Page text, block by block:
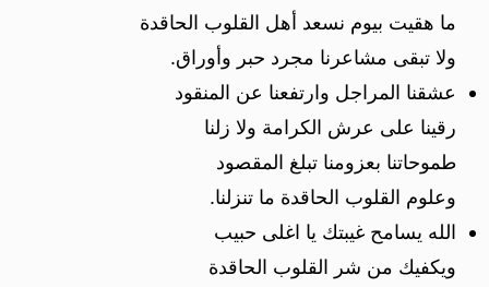
ما هقيت بيوم نسعد أهل القلوب الحاقدة
ولا تبقى مشاعرنا مجرد حبر وأوراق.
عشقنا المراجل وارتفعنا عن المنقود
رقينا على عرش الكرامة ولا زلنا
طموحاتنا بعزومنا تبلغ المقصود
وعلوم القلوب الحاقدة ما تنزلنا.
الله يسامح غيبتك يا اغلى حبيب
ويكفيك من شر القلوب الحاقدة